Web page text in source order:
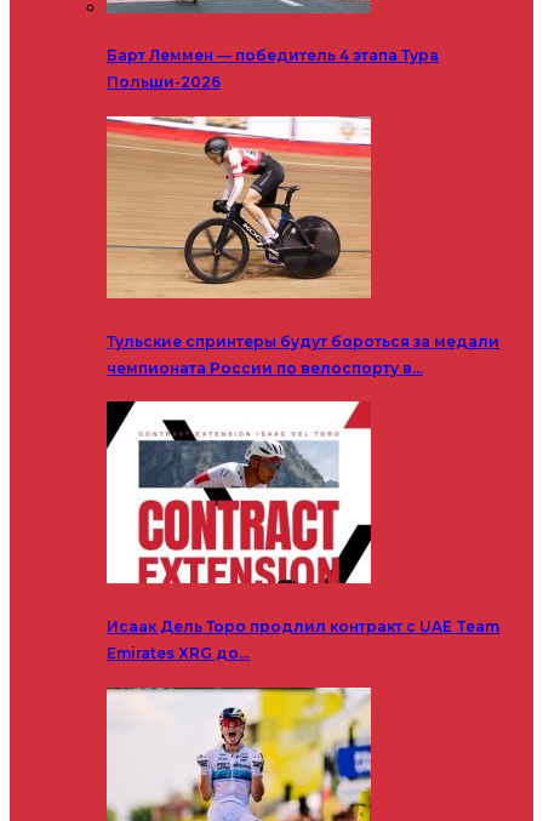
Барт Леммен — победитель 4 этапа Тура
Польши-2026
Тульские спринтеры будут бороться за медали
чемпионата России по велоспорту в…
Исаак Дель Торо продлил контракт с UAE Team
Emirates XRG до…